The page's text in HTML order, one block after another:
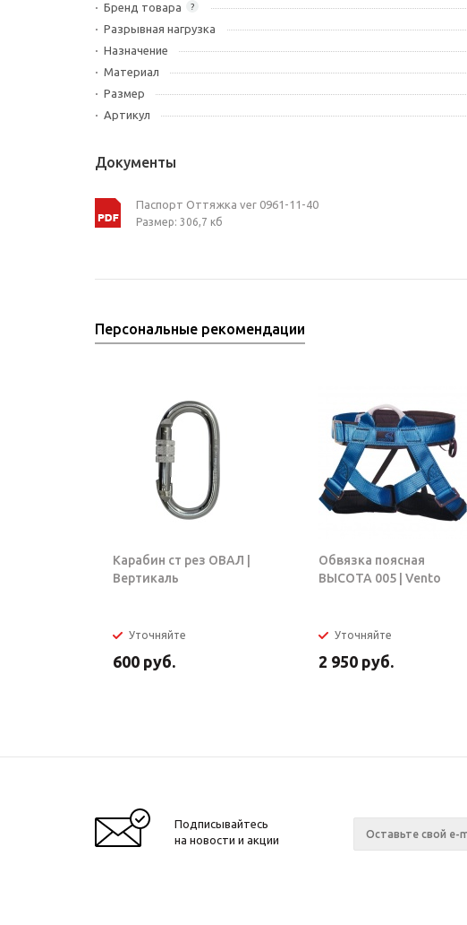
?
Бренд товара
Разрывная нагрузка
Назначение
Материал
Размер
Артикул
Документы
Паспорт Оттяжка ver 0961-11-40
Размер: 306,7 кб
Персональные рекомендации
Карабин ст рез ОВАЛ |
Вертикаль
Уточняйте
600 руб.
Обвязка поясная
ВЫСОТА 005 | Vento
Уточняйте
2 950 руб.
Подписывайтесь
на новости и акции